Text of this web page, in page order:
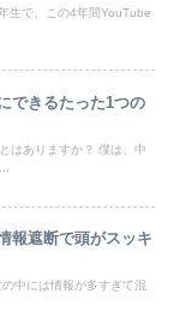
生で、この4年間YouTube
できるたった1つの
はありますか？ 僕は、中
報遮断で頭がスッキ
中には情報が多すぎて混